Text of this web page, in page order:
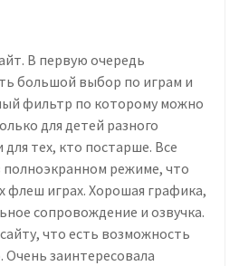
В первую очередь
большой выбор по играм и
фильтр по которому можно
для детей разного
для тех, кто постарше. Все
режиме, что
флеш играх. Хорошая графика,
сопровождение и озвучка.
что есть возможность
Очень заинтересовала